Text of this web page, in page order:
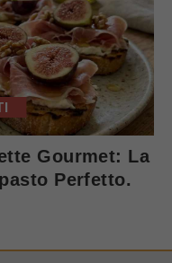
Gourmet: La
Perfetto.